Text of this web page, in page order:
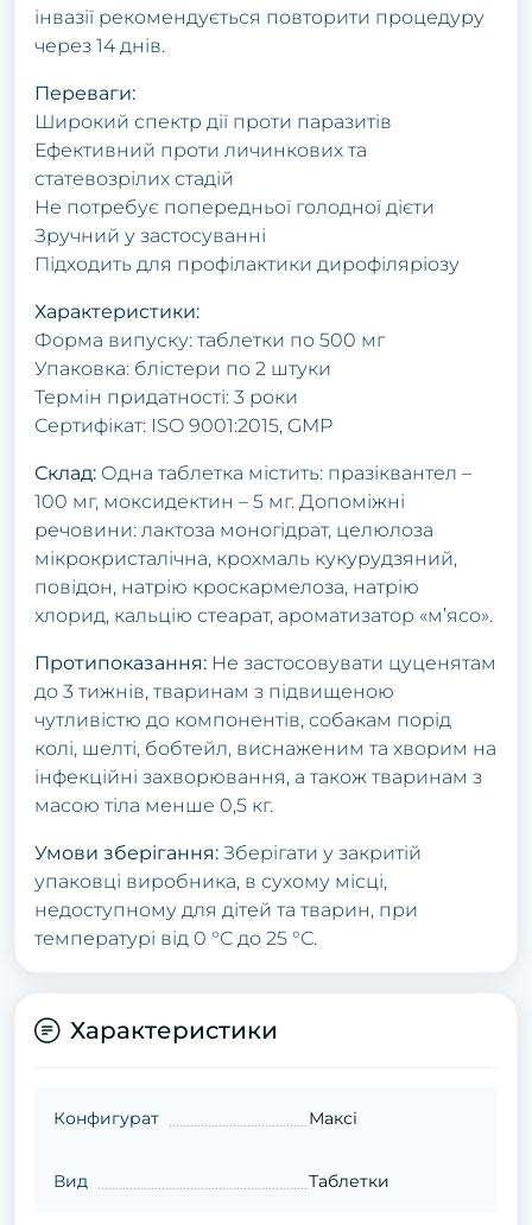
інвазії рекомендується повторити процедуру
через 14 днів.
Переваги:
Широкий спектр дії проти паразитів
Ефективний проти личинкових та
статевозрілих стадій
Не потребує попередньої голодної дієти
Зручний у застосуванні
Підходить для профілактики дирофіляріозу
Характеристики:
Форма випуску: таблетки по 500 мг
Упаковка: блістери по 2 штуки
Термін придатності: 3 роки
Сертифікат: ISO 9001:2015, GMP
Склад: Одна таблетка містить: празіквантел –
100 мг, моксидектин – 5 мг. Допоміжні
речовини: лактоза моногідрат, целюлоза
мікрокристалічна, крохмаль кукурудзяний,
повідон, натрію кроскармелоза, натрію
хлорид, кальцію стеарат, ароматизатор «м’ясо».
Протипоказання: Не застосовувати цуценятам
до 3 тижнів, тваринам з підвищеною
чутливістю до компонентів, собакам порід
колі, шелті, бобтейл, виснаженим та хворим на
інфекційні захворювання, а також тваринам з
масою тіла менше 0,5 кг.
Умови зберігання: Зберігати у закритій
упаковці виробника, в сухому місці,
недоступному для дітей та тварин, при
температурі від 0 °С до 25 °С.
Характеристики
Конфигурат Максі
Вид Таблетки